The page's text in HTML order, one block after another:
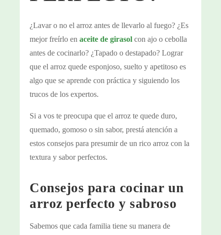
¿Lavar o no el arroz antes de llevarlo al fuego? ¿Es
mejor freírlo en aceite de girasol con ajo o cebolla
antes de cocinarlo? ¿Tapado o destapado? Lograr
que el arroz quede esponjoso, suelto y apetitoso es
algo que se aprende con práctica y siguiendo los
trucos de los expertos.
Si a vos te preocupa que el arroz te quede duro,
quemado, gomoso o sin sabor, prestá atención a
estos consejos para presumir de un rico arroz con la
textura y sabor perfectos.
Consejos para cocinar un
arroz perfecto y sabroso
Sabemos que cada familia tiene su manera de